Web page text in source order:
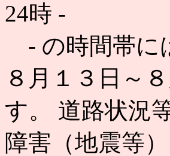
24時 -
- の時間帯に
８月１３日～
す。 道路状況
障害（地震等